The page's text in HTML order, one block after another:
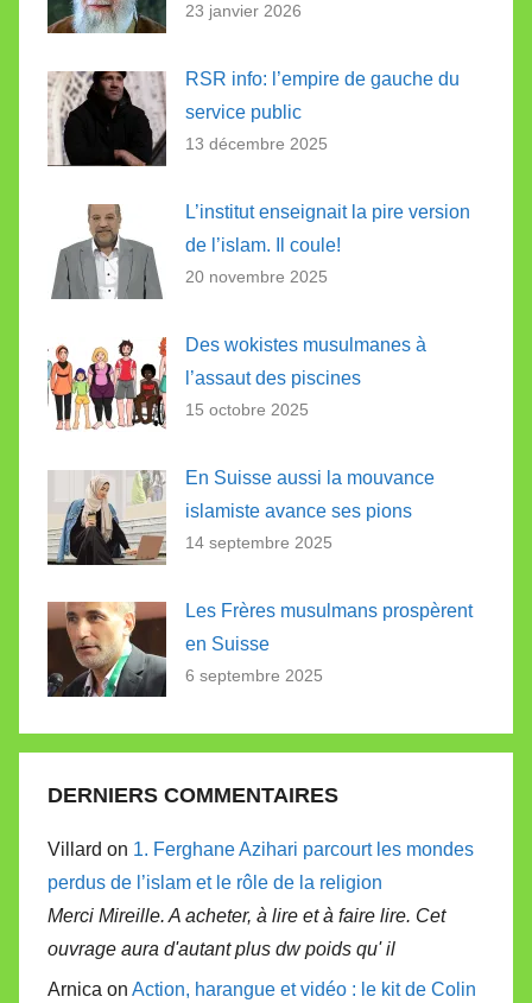
23 janvier 2026
RSR info: l’empire de gauche du
service public
13 décembre 2025
L’institut enseignait la pire version
de l’islam. Il coule!
20 novembre 2025
Des wokistes musulmanes à
l’assaut des piscines
15 octobre 2025
En Suisse aussi la mouvance
islamiste avance ses pions
14 septembre 2025
Les Frères musulmans prospèrent
en Suisse
6 septembre 2025
DERNIERS COMMENTAIRES
Villard on 1. Ferghane Azihari parcourt les mondes
perdus de l’islam et le rôle de la religion
Merci Mireille. A acheter, à lire et à faire lire. Cet
ouvrage aura d'autant plus dw poids qu' il
Arnica on Action, harangue et vidéo : le kit de Colin